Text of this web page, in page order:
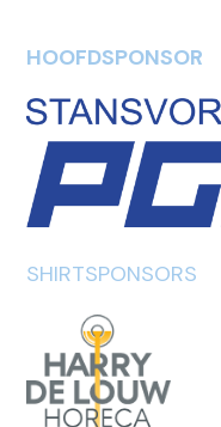
HOOFDSPONSOR
SHIRTSPONSORS